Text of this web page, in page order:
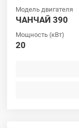
Модель двигателя
ЧАНЧАЙ 390
Мощность (кВт)
20